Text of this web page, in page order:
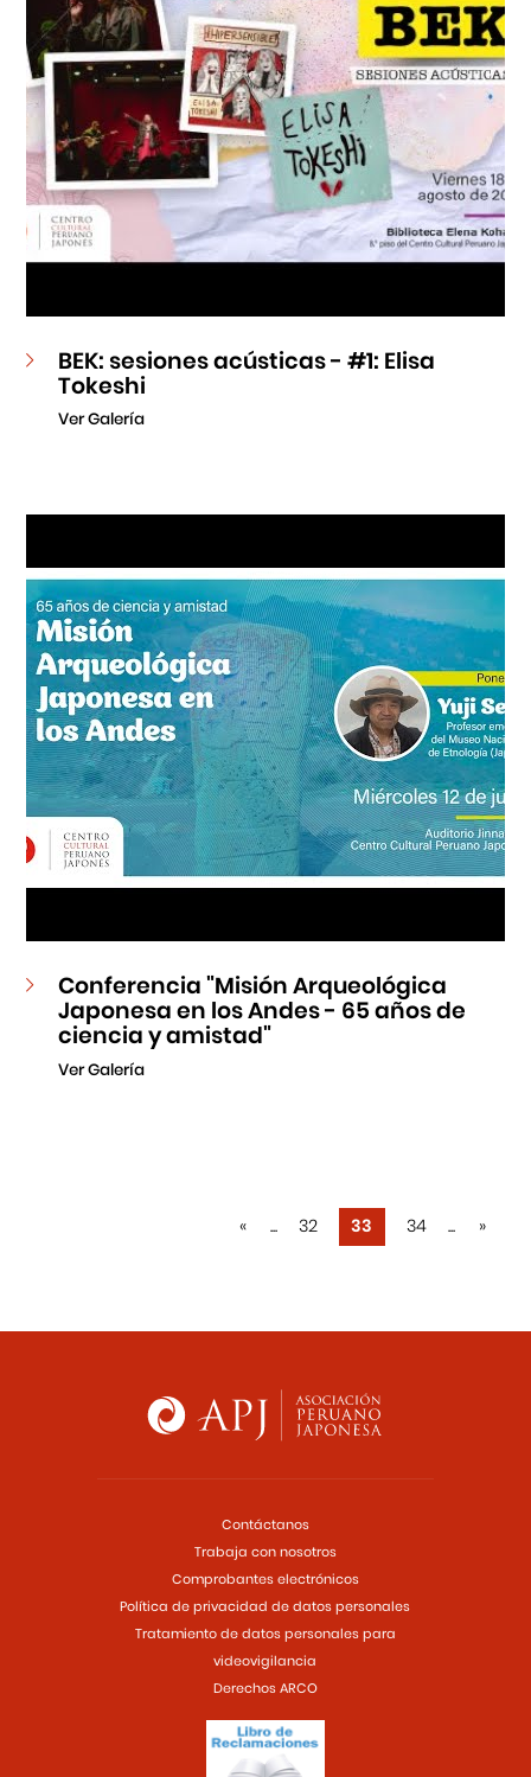
BEK: sesiones acústicas - #1: Elisa
Tokeshi
Ver Galería
Conferencia "Misión Arqueológica
Japonesa en los Andes - 65 años de
ciencia y amistad"
Ver Galería
« ... 32 33 34 ... »
Contáctanos
Trabaja con nosotros
Comprobantes electrónicos
Política de privacidad de datos personales
Tratamiento de datos personales para
videovigilancia
Derechos ARCO